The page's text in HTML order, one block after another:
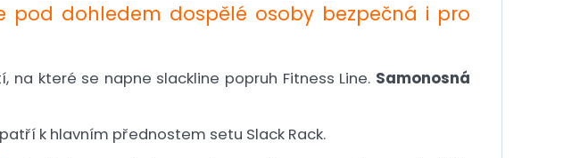
pod dohledem dospělé osoby bezpečná i pro
které se napne slackline popruh Fitness Line. Samonosná
k hlavním přednostem setu Slack Rack.